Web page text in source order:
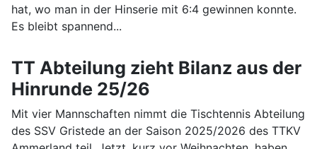
hat, wo man in der Hinserie mit 6:4 gewinnen konnte.
Es bleibt spannend...
TT Abteilung zieht Bilanz aus der
Hinrunde 25/26
Mit vier Mannschaften nimmt die Tischtennis Abteilung
des SSV Gristede an der Saison 2025/2026 des TTKV